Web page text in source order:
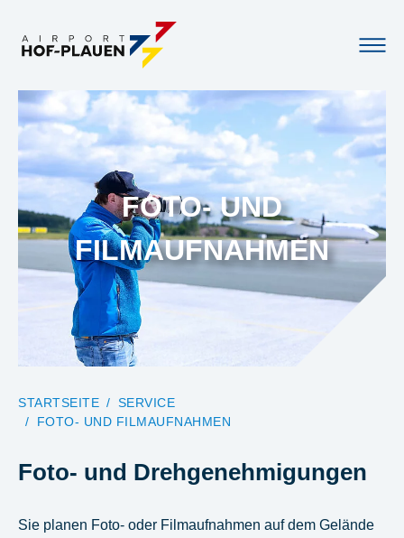
FOTO- UND
FILMAUFNAHMEN
STARTSEITE
SERVICE
FOTO- UND FILMAUFNAHMEN
Foto- und Drehgenehmigungen
Sie planen Foto- oder Filmaufnahmen auf dem Gelände